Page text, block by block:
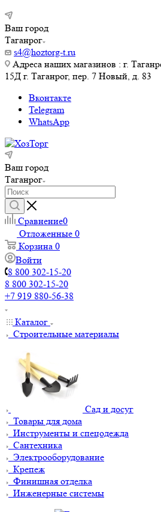
Ваш город
Таганрог
s4@hoztorg-t.ru
Адреса наших магазинов : г.
15Д г. Таганрог, пер. 7 Новый, д. 83
Вконтакте
Telegram
WhatsApp
Ваш город
Таганрог
Сравнение0
Отложенные 0
Корзина 0
Войти
8 800 302-15-20
8 800 302-15-20
+7 919 880-56-38
Каталог
Строительные материалы
Сад и досуг
Товары для дома
Инструменты и спецодежда
Сантехника
Электрооборудование
Крепеж
Финишная отделка
Инженерные системы